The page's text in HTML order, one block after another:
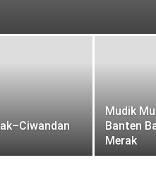
Mudik
Banten
Merak